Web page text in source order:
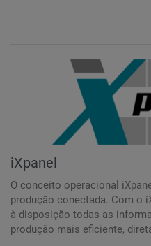
iXpanel
O conceito operacional
produção conectada. Com o
à disposição todas as
produção mais eficiente,